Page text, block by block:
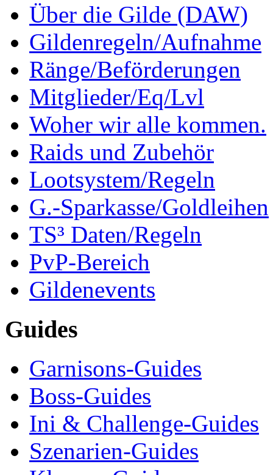
Über die Gilde (DAW)
Gildenregeln/Aufnahme
Ränge/Beförderungen
Mitglieder/Eq/Lvl
Woher wir alle kommen.
Raids und Zubehör
Lootsystem/Regeln
G.-Sparkasse/Goldleihen
TS³ Daten/Regeln
PvP-Bereich
Gildenevents
Guides
Garnisons-Guides
Boss-Guides
Ini & Challenge-Guides
Szenarien-Guides